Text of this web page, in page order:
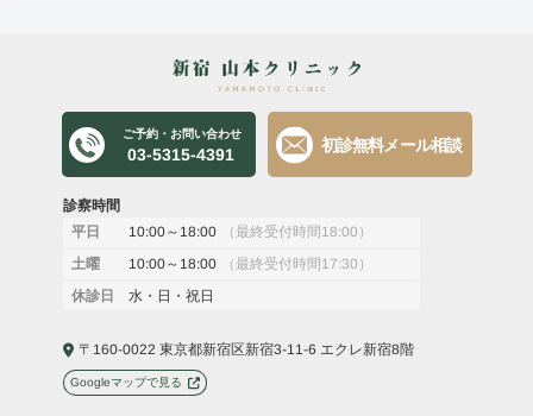
ご予約・お問い合わせ
03-5315-4391
初診無料メール相談
診察時間
平日 10:00～18:00 （最終受付時間18:00）
土曜 10:00～18:00 （最終受付時間17:30）
休診日 水・日・祝日
〒160-0022 東京都新宿区新宿3-11-6 エクレ新宿8階
Googleマップで見る